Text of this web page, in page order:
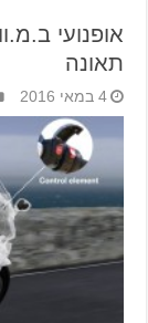
אופנועי
תאונה
4 במאי 2016